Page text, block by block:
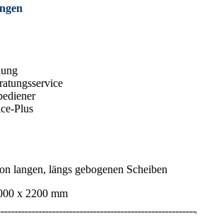
Plus
langen, längs gebogenen Scheiben
x 2200 mm